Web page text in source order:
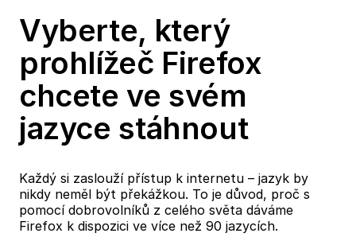
Vyberte, který
prohlížeč Firefox
chcete ve svém
jazyce stáhnout
Každý si zaslouží přístup k internetu – jazyk by
nikdy neměl být překážkou. To je důvod, proč s
pomocí dobrovolníků z celého světa dáváme
Firefox k dispozici ve více než 90 jazycích.